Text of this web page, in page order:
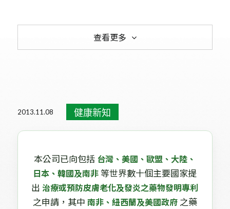
查看更多
2013.11.08 健康新知
本公司已向包括 台灣、美國、歐盟、大陸、
日本、韓國及南非 等世界數十個主要國家提
出治療或預防皮膚老化及發炎之藥物發明專利
之申請，其中 南非、紐西蘭及美國政府之藥